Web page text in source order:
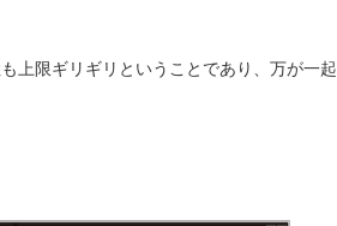
上限ギリギリということであり、万が一起